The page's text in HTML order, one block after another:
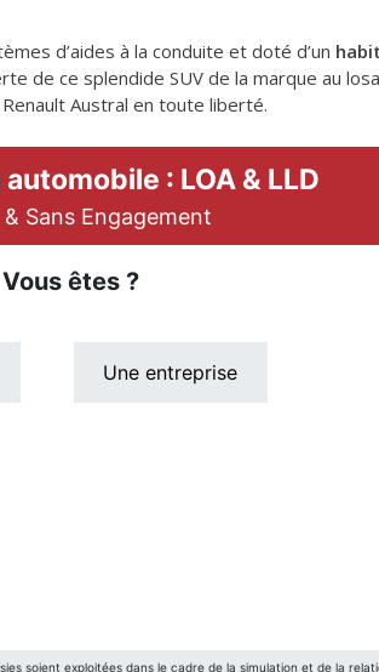
d’aides à la conduite et doté d’un
de ce splendide SUV de la marque au
Austral en toute liberté.